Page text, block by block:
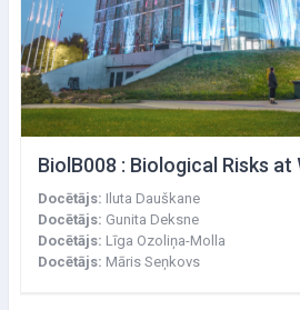
Docētājs: Iluta Dauškane
Docētājs: Gunita Deksne
Docētājs: Līga Ozoliņa-Molla
Docētājs: Māris Seņkovs